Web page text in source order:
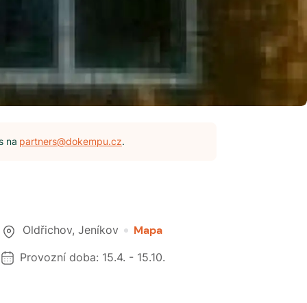
na partners@dokempu.cz.
Oldřichov, Jeníkov Mapa
Provozní doba: 15.4. - 15.10.